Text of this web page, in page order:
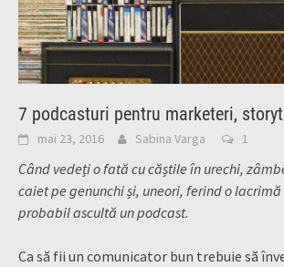
7 podcasturi pentru marketeri,
mai 23, 2016 Sabina Varga 1
Când vedeți o fată cu căștile în urechi,
caiet pe genunchi și, uneori, ferind o
probabil ascultă un podcast.
Ca să fii un comunicator bun trebuie să